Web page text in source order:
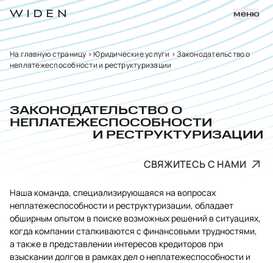
меню
На главную страницу>Юридические услуги >Законодательство о
неплатежеспособности и реструктуризации
ЗАКОНОДАТЕЛЬСТВО О
НЕПЛАТЕЖЕСПОСОБНОСТИ
И РЕСТРУКТУРИЗАЦИИ
СВЯЖИТЕСЬ С НАМИ
Наша команда, специализирующаяся на вопросах
неплатежеспособности и реструктуризации, обладает
обширным опытом в поиске возможных решений в ситуациях,
когда компании сталкиваются с финансовыми трудностями,
а также в представлении интересов кредиторов при
взыскании долгов в рамках дел о неплатежеспособности и